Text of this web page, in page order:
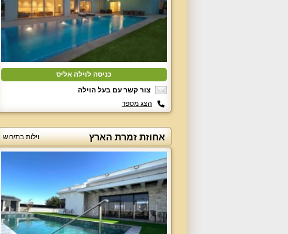
כניסה לוילה אליס
צור קשר עם בעל הוילה
הצג מספר
אחוזת זמרת הארץ וילות בתירוש